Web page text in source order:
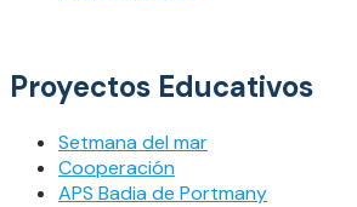
Proyectos Educativos
Setmana del mar
Cooperación
APS Badia de Portmany